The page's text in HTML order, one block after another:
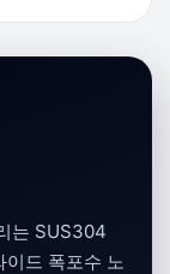
는 SUS304
이드 폭포수 노